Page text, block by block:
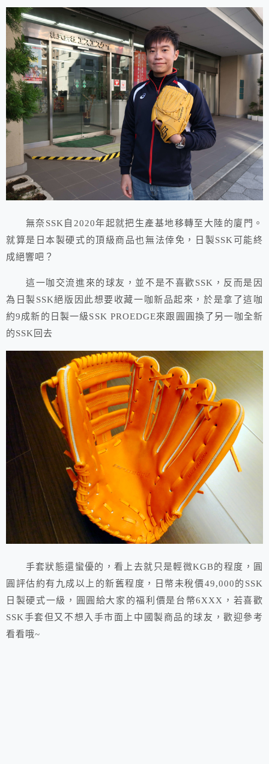
無奈SSK自2020年起就把生產基地移轉至大陸的廈門。
就算是日本製硬式的頂級商品也無法倖免，日製SSK可能終
成絕響吧？
這一咖交流進來的球友，並不是不喜歡SSK，反而是因
為日製SSK絕版因此想要收藏一咖新品起來，於是拿了這咖
約9成新的日製一級SSK PROEDGE來跟圓圓換了另一咖全新
的SSK回去
手套狀態還蠻優的，看上去就只是輕微KGB的程度，圓
圓評估約有九成以上的新舊程度，日幣未稅價49,000的SSK
日製硬式一級，圓圓給大家的福利價是台幣6XXX，若喜歡
SSK手套但又不想入手市面上中國製商品的球友，歡迎參考
看看哦~